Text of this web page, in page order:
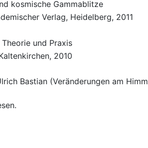
kosmische Gammablitze
Verlag, Heidelberg, 2011
und Praxis
2010
Bastian (Veränderungen am